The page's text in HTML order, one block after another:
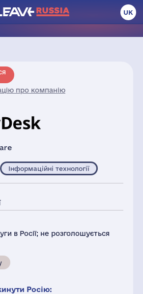
UK
про компанію
Інформаційні технології
в Росії; не розголошується
Росію: